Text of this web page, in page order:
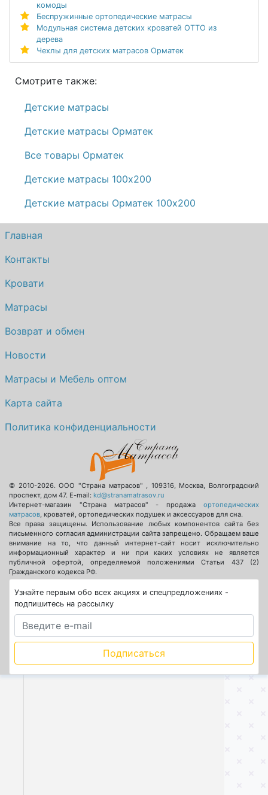
комоды
Беспружинные ортопедические матрасы
Модульная система детских кроватей ОТТО из
дерева
Чехлы для детских матрасов Орматек
Смотрите также:
Детские матрасы
Детские матрасы Орматек
Все товары Орматек
Детские матрасы 100х200
Детские матрасы Орматек 100х200
Главная
Контакты
Кровати
Матрасы
Возврат и обмен
Новости
Матрасы и Мебель оптом
Карта сайта
Политика конфиденциальности
© 2010-2026.ООО "Страна матрасов" 109316, Москва
Волгоградский
проспект, дом 47. E-mail: kd@stranamatrasov.ru
Интернет-магазин "Страна матрасов" - продажа ортопедических
матрасов , кроватей, ортопедических подушек и аксессуаров для сна.
Все права защищены. Использование любых компонентов сайта без
письменного согласия администрации сайта запрещено. Обращаем ваше
внимание на то, что данный интернет-сайт носит исключительно
информационный характер и ни при каких условиях не является
публичной офертой, определяемой положениями Статьи 437 (2)
Гражданского кодекса РФ.
Узнайте первым обо всех акциях и спецпредложениях -
подпишитесь на рассылку